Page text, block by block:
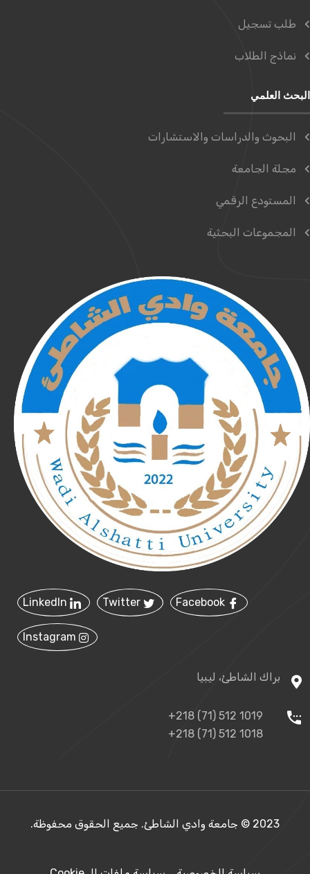
طلب تسجيل
نماذج الطلاب
البحث العلمي
البحوث والدراسات والاستشارات
مجلة الجامعة
المستودع الرقمي
المجموعات البحثية
براك الشاطئ، ليبيا
+218 (71) 512 1019
+218 (71) 512 1018
2023 © جامعة وادي الشاطئ. جميع الحقوق محفوظة.